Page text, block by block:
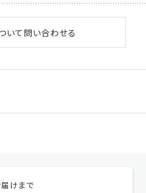
いて問い合わせる
けまで